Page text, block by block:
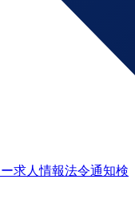
求人情報法令通知検